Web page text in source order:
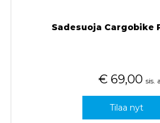
Sadesuoja Cargobike
€ 69,00 sis.
Tilaa nyt